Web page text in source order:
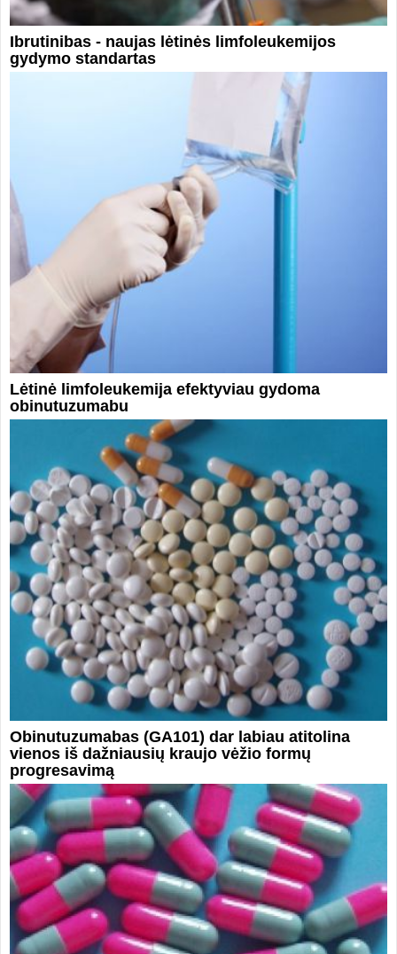
Ibrutinibas - naujas lėtinės limfoleukemijos
gydymo standartas
Lėtinė limfoleukemija efektyviau gydoma
obinutuzumabu
Obinutuzumabas (GA101) dar labiau atitolina
vienos iš dažniausių kraujo vėžio formų
progresavimą